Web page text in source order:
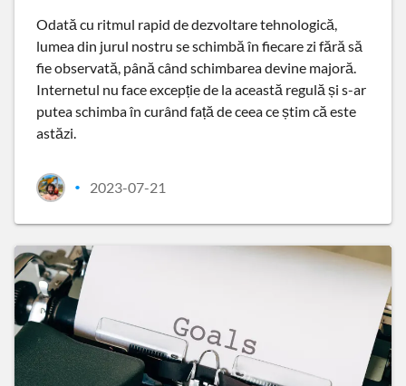
Odată cu ritmul rapid de dezvoltare tehnologică,
lumea din jurul nostru se schimbă în fiecare zi fără să
fie observată, până când schimbarea devine majoră.
Internetul nu face excepție de la această regulă și s-ar
putea schimba în curând față de ceea ce știm că este
astăzi.
• 2023-07-21